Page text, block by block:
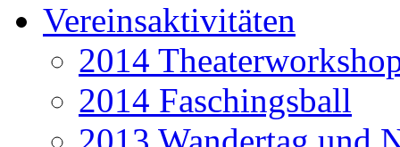
Vereinsaktivitäten
2014
2014 Faschingsball